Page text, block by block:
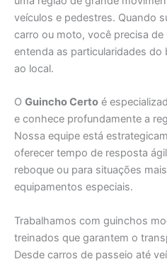
veículos e pedestres. Quando
carro ou moto, você precisa
entenda as particularidades do
ao local.
O Guincho Certo é
e conhece profundamente a
Nossa equipe está
oferecer tempo de resposta
reboque ou para situações
equipamentos especiais.
Trabalhamos com guinchos
treinados que garantem o
Desde carros de passeio até